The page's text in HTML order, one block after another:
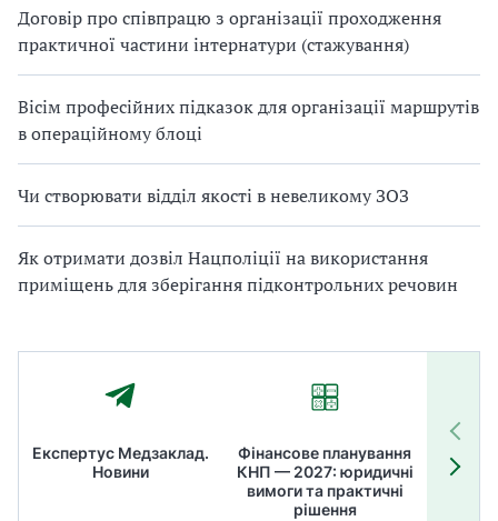
Договір про співпрацю з організації проходження
практичної частини інтернатури (стажування)
Вісім професійних підказок для організації маршрутів
в операційному блоці
Чи створювати відділ якості в невеликому ЗОЗ
Як отримати дозвіл Нацполіції на використання
приміщень для зберігання підконтрольних речовин
Експертус Медзаклад.
Новини
Фінансове планування
КНП — 2027: юридичні
вимоги та практичні
рішення